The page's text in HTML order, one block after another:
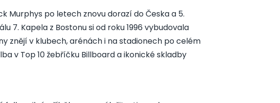
Murphys po letech znovu dorazí do Česka a 5.
7. Kapela z Bostonu si od roku 1996 vybudovala
znějí v klubech, arénách i na stadionech po celém
v Top 10 žebříčku Billboard a ikonické skladby